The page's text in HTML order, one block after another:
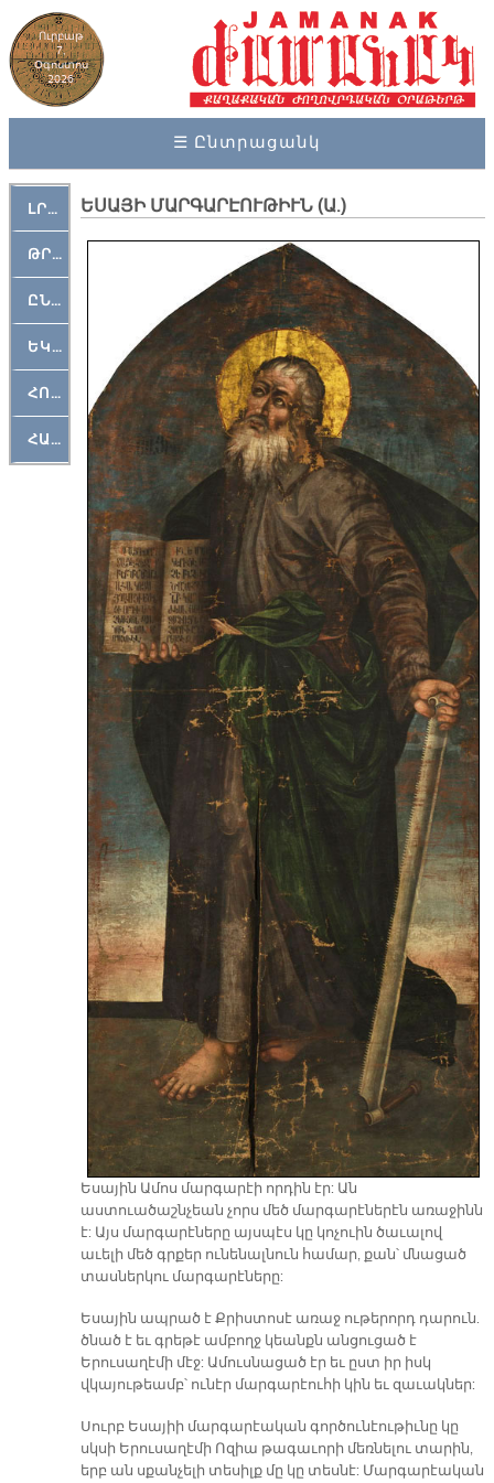
Ուրբաթ
7,
Օգոստոս
2026
☰ Ընտրացանկ
ԼՐԱՀՈՍ
ԹՐՔԱՀԱՅ ԿԵԱՆՔ
ԸՆԿԵՐԱՄՇԱԿՈՒԹԱՅԻՆ
ԵԿԵՂԵՑԱԿԱՆ
ՀՈԳԵՄՏԱՒՈՐ
ՀԱՐԹԱԿ
ԵՍԱՅԻ ՄԱՐԳԱՐԷՈՒԹԻՒՆ (Ա.)
Եսային Ամոս մարգարէի որդին էր: Ան
աստուածաշնչեան չորս մեծ մարգարէներէն առաջինն
է: Այս մարգարէները այսպէս կը կոչուին ծաւալով
աւելի մեծ գրքեր ունենալնուն համար, քան՝ մնացած
տասներկու մարգարէները:
Եսային ապրած է Քրիստոսէ առաջ ութերորդ դարուն.
ծնած է եւ գրեթէ ամբողջ կեանքն անցուցած է
Երուսաղէմի մէջ: Ամուսնացած էր եւ ըստ իր իսկ
վկայութեամբ՝ ունէր մարգարէուհի կին եւ զաւակներ:
Սուրբ Եսայիի մարգարէական գործունէութիւնը կը
սկսի Երուսաղէմի Ոզիա թագաւորի մեռնելու տարին,
երբ ան սքանչելի տեսիլք մը կը տեսնէ: Մարգարէական